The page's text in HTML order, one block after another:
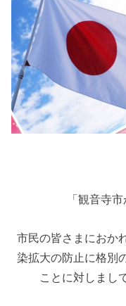
「観音寺
市民の皆さまにおか
染拡大の防止に格別
ことに対しまし